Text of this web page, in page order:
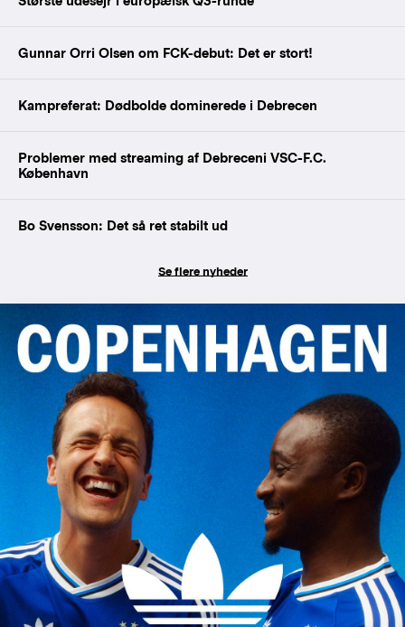
Gunnar Orri Olsen om FCK-debut: Det er stort!
Kampreferat: Dødbolde dominerede i Debrecen
Problemer med streaming af Debreceni VSC-F.C.
København
Bo Svensson: Det så ret stabilt ud
Se flere nyheder